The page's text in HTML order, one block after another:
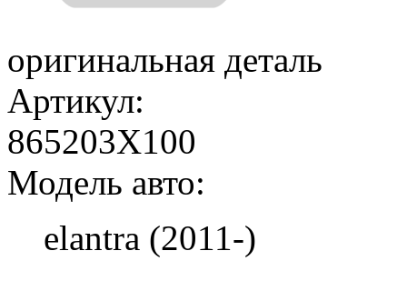
оригинальная деталь
Артикул:
865203X100
Модель авто:
elantra (2011-)